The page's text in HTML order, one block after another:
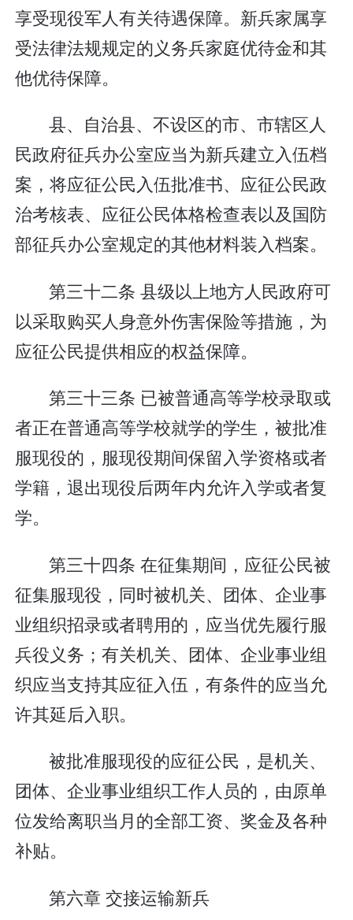
享受现役军人有关待遇保障。新兵家属享
受法律法规规定的义务兵家庭优待金和其
他优待保障。
县、自治县、不设区的市、市辖区人
民政府征兵办公室应当为新兵建立入伍档
案，将应征公民入伍批准书、应征公民政
治考核表、应征公民体格检查表以及国防
部征兵办公室规定的其他材料装入档案。
第三十二条 县级以上地方人民政府可
以采取购买人身意外伤害保险等措施，为
应征公民提供相应的权益保障。
第三十三条 已被普通高等学校录取或
者正在普通高等学校就学的学生，被批准
服现役的，服现役期间保留入学资格或者
学籍，退出现役后两年内允许入学或者复
学。
第三十四条 在征集期间，应征公民被
征集服现役，同时被机关、团体、企业事
业组织招录或者聘用的，应当优先履行服
兵役义务；有关机关、团体、企业事业组
织应当支持其应征入伍，有条件的应当允
许其延后入职。
被批准服现役的应征公民，是机关、
团体、企业事业组织工作人员的，由原单
位发给离职当月的全部工资、奖金及各种
补贴。
第六章 交接运输新兵